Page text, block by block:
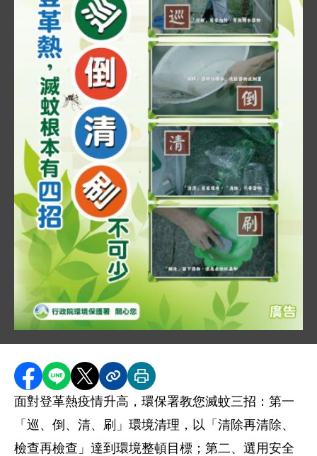
1. 「巡」：一人在戶外環境巡視積水容器。
2. 「倒」：手部將容器內的積水倒掉。
3. 「清」：清理環境中廢棄的瓶罐等容器。
4. 「刷」：手持刷具刷洗容器內壁，以去除蚊蟲卵。"
分享至 Facebook
分享到 LINE
分享到 X分享內容連結
列印本頁
面對登革熱疫情升高，環保署教您滅蚊三招：第一
「巡、倒、清、刷」環境清理，以「清除再清除、
檢查再檢查」達到環境整頓目標；第二、選用安全